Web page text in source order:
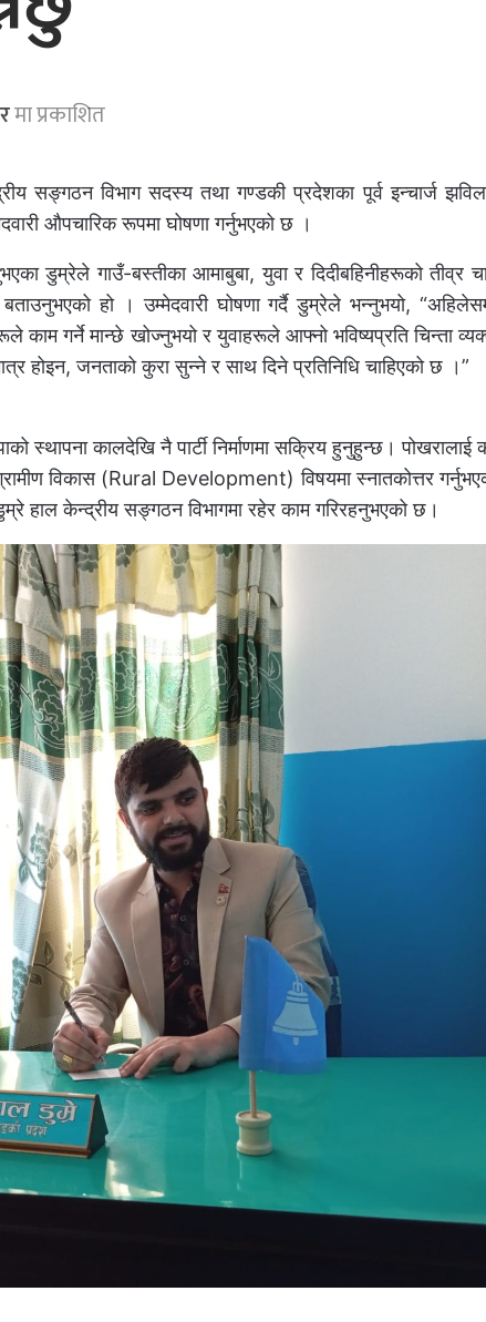
मा प्रकाशित
सङ्गठन विभाग सदस्य तथा गण्डकी प्रदेशका पूर्व इन्चार्ज
औपचारिक रूपमा घोषणा गर्नुभएको छ ।
डुम्रेले गाउँ-बस्तीका आमाबुबा, युवा र दिदीबहिनीहरूको तीव्र
हो । उम्मेदवारी घोषणा गर्दै डुम्रेले भन्नुभयो,
काम गर्ने मान्छे खोज्नुभयो र युवाहरूले आफ्नो भविष्यप्रति चिन्ता
होइन, जनताको कुरा सुन्ने र साथ दिने प्रतिनिधि चाहिएको छ ।”
स्थापना कालदेखि नै पार्टी निर्माणमा सक्रिय हुनुहुन्छ। पोखरालाई
विकास (Rural Development) विषयमा स्नातकोत्तर
हाल केन्द्रीय सङ्गठन विभागमा रहेर काम गरिरहनुभएको छ।